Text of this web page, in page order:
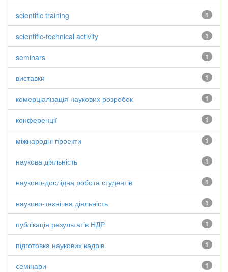
1
scientific training
1
scientific-technical activity
1
seminars
1
виставки
1
комерціалізація наукових розробок
1
конференції
1
міжнародні проекти
1
наукова діяльність
1
науково-дослідна робота студентів
1
науково-технічна діяльність
1
публікація результатів НДР
1
підготовка наукових кадрів
1
семінари